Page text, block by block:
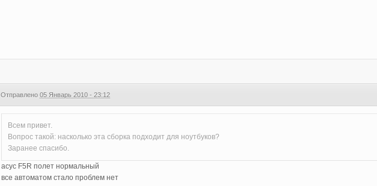
Отправлено05 Январь 2010 - 23:12
Всем привет.
Вопрос такой: насколько эта сборка подходит для ноутбуков?
Заранее спасибо.
асус F5R полет нормальный
все автоматом стало проблем нет